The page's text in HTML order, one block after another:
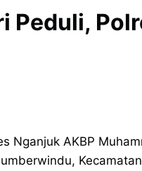
Peduli,
Nganjuk AKBP